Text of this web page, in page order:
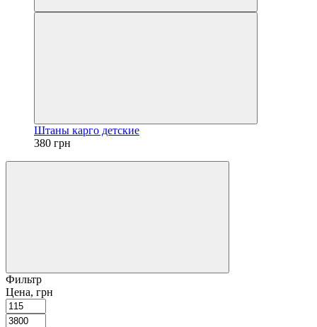
Штаны карго детские
380 грн
Фильтр
Цена, грн